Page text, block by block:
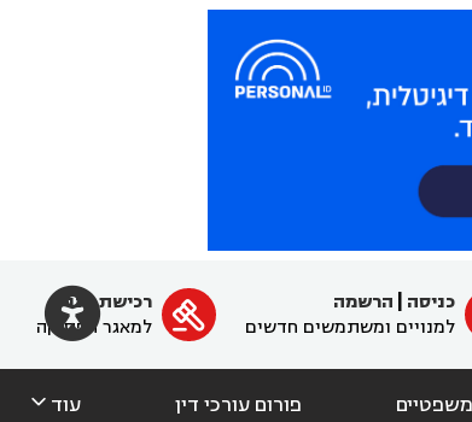
 כניסה
הרשמה
למנויים ומשתמשים חדשים

רכישת מנוי
למאגר הפסיקה
פורום עורכי דין עוד 